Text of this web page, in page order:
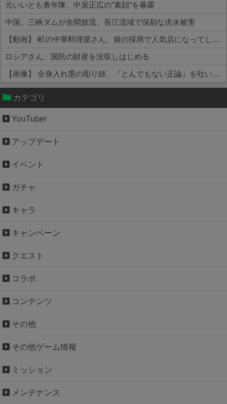
元いいとも青年隊、中居正広の”素顔”を暴露
中国、三峡ダムが全開放流。長江流域で深刻な洪水被害
【動画】 町の中華料理屋さん、娘の採用で人気店になってしまう
ロシアさん、国民の財産を没収しはじめる
【画像】 全身入れ墨の彫り師、『とんでもない正論』を吐いて30万再生されてしまうｗｗｗｗｗｗｗ
Powered by livedoor 相互RSS
カテゴリ
YouTuber
アップデート
イベント
ガチャ
キャラ
キャンペーン
クエスト
コラボ
コンテンツ
その他
その他ゲーム情報
ミッション
メンテナンス